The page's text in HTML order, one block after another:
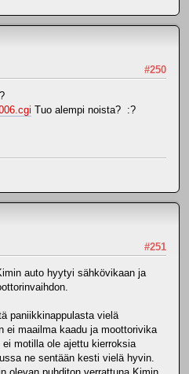
#250
Tuo alempi noista? :?
#251
auto hyytyi sähkövikaan ja
paniikkinappulasta vielä
ei maailma kaadu ja moottorivika
motilla ole ajettu kierroksia
ne sentään kesti vielä hyvin.